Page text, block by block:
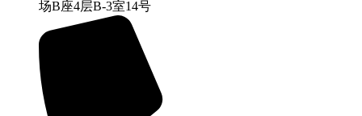
场B座4层B-3室14号